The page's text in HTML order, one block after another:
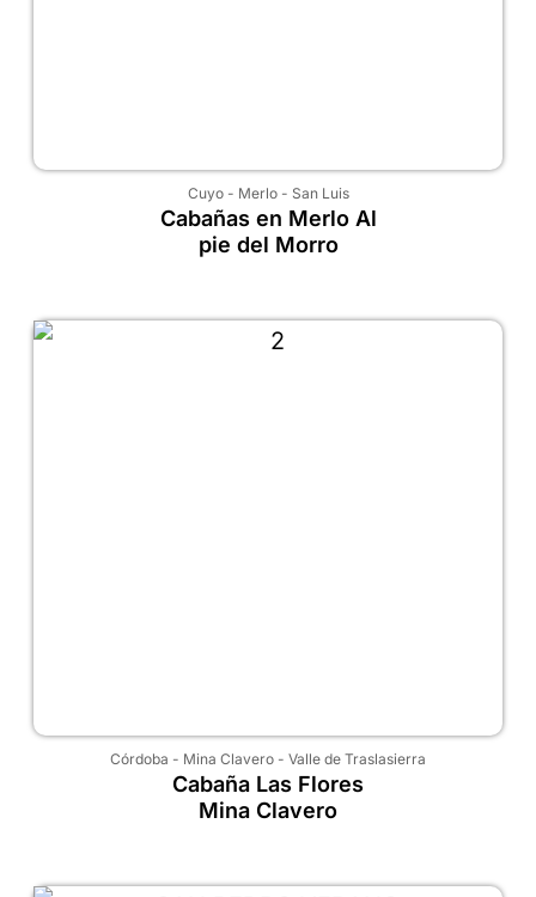
Cuyo- Merlo- San Luis
Cabañas en Merlo Al
pie del Morro
Córdoba - Mina Clavero - Valle de Traslasierra
Cabaña Las Flores
Mina Clavero